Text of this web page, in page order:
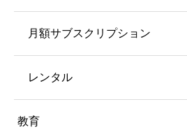
月額サブスクリプション
レンタル
教育